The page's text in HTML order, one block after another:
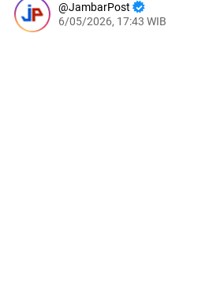
JambarPost
6/05/2026, 17:43 WIB